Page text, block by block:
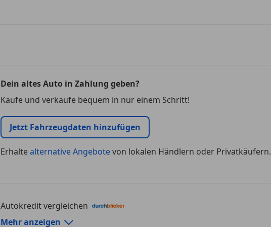
Dein altes Auto in Zahlung geben?
Kaufe und verkaufe bequem in nur einem Schritt!
Jetzt Fahrzeugdaten hinzufügen
Erhaltealternative Angebotevon lokalen Händlern oder Privatkäufern.
Autokredit vergleichen
Autokredit-Rechner von durchblicker.at
Mehr anzeigen